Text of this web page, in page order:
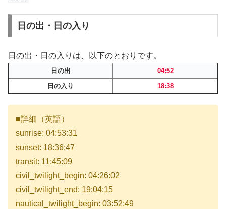
日の出・日の入り
日の出・日の入りは、以下のとおりです。
日の出
04:52
日の入り
18:38
■詳細（英語）
sunrise: 04:53:31
sunset: 18:36:47
transit: 11:45:09
civil_twilight_begin: 04:26:02
civil_twilight_end: 19:04:15
nautical_twilight_begin: 03:52:49